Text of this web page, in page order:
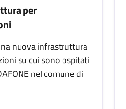
per
nuova infrastruttura
su cui sono ospitati
nel comune di